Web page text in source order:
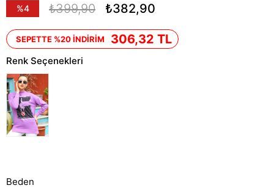
%4
₺399,90 ₺382,90
SEPETTE %20 İNDİRİM 306,32 TL
Renk Seçenekleri
Beden